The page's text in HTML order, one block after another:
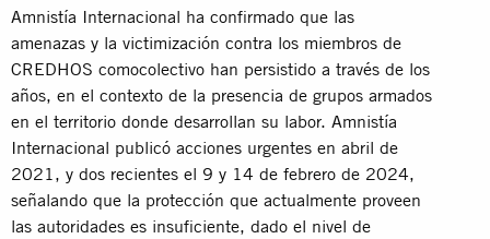
Amnistía Internacional ha confirmado que las
amenazas y la victimización contra los miembros de
CREDHOS comocolectivo han persistido a través de los
años, en el contexto de la presencia de grupos armados
en el territorio donde desarrollan su labor. Amnistía
Internacional publicó acciones urgentes en abril de
2021, y dos recientes el 9 y 14 de febrero de 2024,
señalando que la protección que actualmente proveen
las autoridades es insuficiente, dado el nivel de